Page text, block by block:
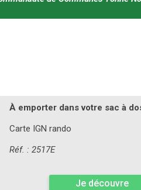
À emporter dans votre sac à
Carte IGN rando
Réf. : 2517E
Je découvre